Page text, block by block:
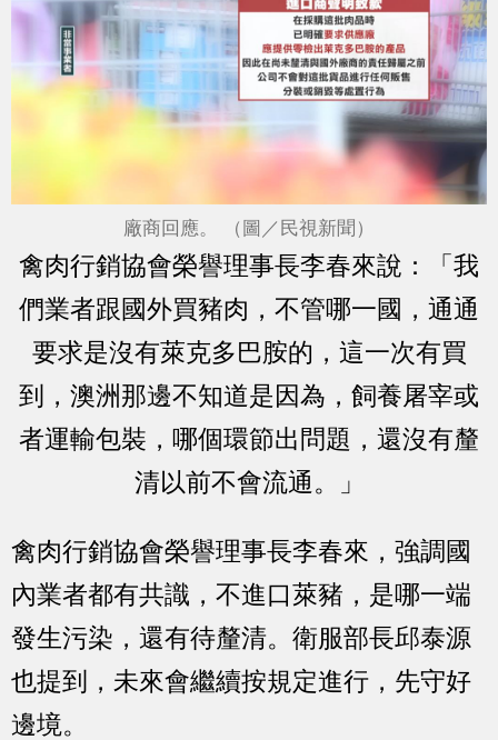
廠商回應。 （圖／民視新聞）
禽肉行銷協會榮譽理事長李春來說：「我
們業者跟國外買豬肉，不管哪一國，通通
要求是沒有萊克多巴胺的，這一次有買
到，澳洲那邊不知道是因為，飼養屠宰或
者運輸包裝，哪個環節出問題，還沒有釐
清以前不會流通。」
禽肉行銷協會榮譽理事長李春來，強調國
內業者都有共識，不進口萊豬，是哪一端
發生污染，還有待釐清。衛服部長邱泰源
也提到，未來會繼續按規定進行，先守好
邊境。